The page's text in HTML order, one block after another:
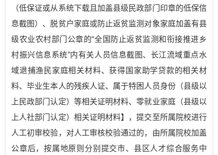
（低保证或从系统下载且加盖县级民政部门印章的低保信
息截图）、脱贫户家庭或防止返贫监测对象家庭加盖有县
级农业农村部门公章的“全国防止返贫监测和衔接推进乡
村振兴信息系统”内有关人员信息截图、长江流域重点水
域退捕渔民家庭相关材料、获得国家助学贷款的相关材
料、毕业生本人的残疾人证、属于特困人员身份（县级以
上民政部门认定）等相关证明材料、零就业家庭（县级以
上人社部门认定）相关证明材料】，提交至所属院校进行
人工初审校验，对人工审核校验通过的，由所属院校加盖
公章后，按属地原则分别提交市、县区人才综合服务中